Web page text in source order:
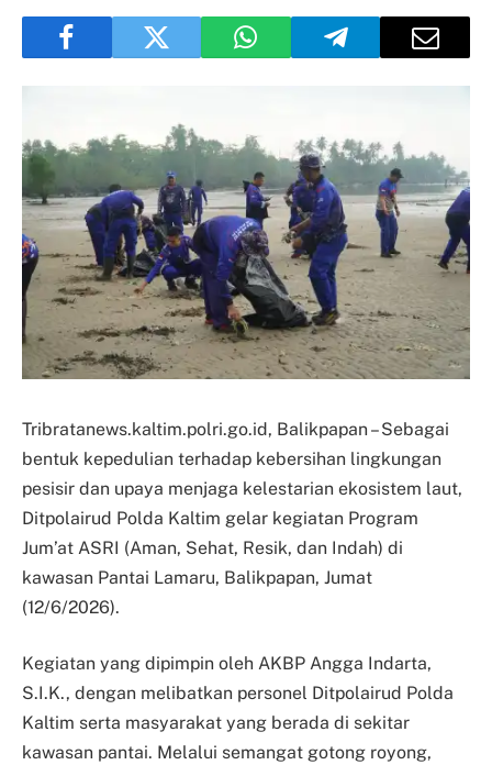
Tribratanews.kaltim.polri.go.id, Balikpapan – Sebagai
bentuk kepedulian terhadap kebersihan lingkungan
pesisir dan upaya menjaga kelestarian ekosistem laut,
Ditpolairud Polda Kaltim gelar kegiatan Program
Jum’at ASRI (Aman, Sehat, Resik, dan Indah) di
kawasan Pantai Lamaru, Balikpapan, Jumat
(12/6/2026).
Kegiatan yang dipimpin oleh AKBP Angga Indarta,
S.I.K., dengan melibatkan personel Ditpolairud Polda
Kaltim serta masyarakat yang berada di sekitar
kawasan pantai. Melalui semangat gotong royong,